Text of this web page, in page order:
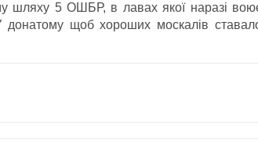
шляху 5 ОШБР, в лавах якої наразі
щоб хороших москалів